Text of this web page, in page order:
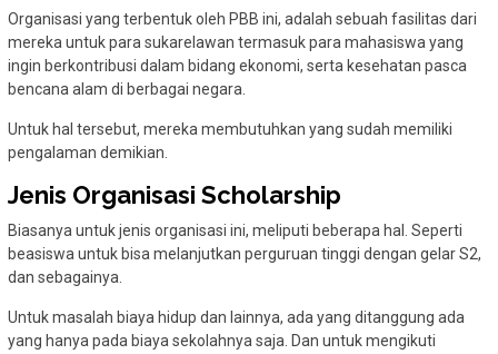
Organisasi yang terbentuk oleh PBB ini, adalah sebuah fasilitas dari
mereka untuk para sukarelawan termasuk para mahasiswa yang
ingin berkontribusi dalam bidang ekonomi, serta kesehatan pasca
bencana alam di berbagai negara.
Untuk hal tersebut, mereka membutuhkan yang sudah memiliki
pengalaman demikian.
Jenis Organisasi Scholarship
Biasanya untuk jenis organisasi ini, meliputi beberapa hal. Seperti
beasiswa untuk bisa melanjutkan perguruan tinggi dengan gelar S2,
dan sebagainya.
Untuk masalah biaya hidup dan lainnya, ada yang ditanggung ada
yang hanya pada biaya sekolahnya saja. Dan untuk mengikuti